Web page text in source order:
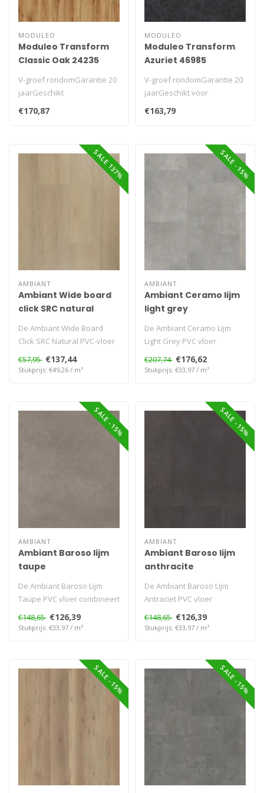
MODULEO
Moduleo Transform
Classic Oak 24235
V-groef rondomGarantie 20
jaarGeschikt
voorvloerverwarming
€170,87
MODULEO
Moduleo Transform
Azuriet 46985
V-groef rondomGarantie 20
jaarGeschikt voor
devloerverwarming..
€163,79
SALE 137%
AMBIANT
Ambiant Wide board
click SRC natural
De Ambiant Wide Board
Click SRC Natural PVC-vloer
combineert een natuurlijke
hou..
€57,95 €137,44
Stukprijs: €49,26 / m²
SALE -15%
AMBIANT
Ambiant Ceramo lijm
light grey
De Ambiant Ceramo Lijm
Light Grey PVC vloer
combineert een subtiele
lichtgrijze ..
€207,74 €176,62
Stukprijs: €33,97 / m²
SALE -15%
AMBIANT
Ambiant Baroso lijm
taupe
De Ambiant Baroso Lijm
Taupe PVC vloer combineert
een warme taupekleur met
een r..
€148,65 €126,39
Stukprijs: €33,97 / m²
SALE -15%
AMBIANT
Ambiant Baroso lijm
anthracite
De Ambiant Baroso Lijm
Antraciet PVC vloer
combineert een diepe
antracietkleur m..
€148,65 €126,39
Stukprijs: €33,97 / m²
SALE -15% SALE -15%